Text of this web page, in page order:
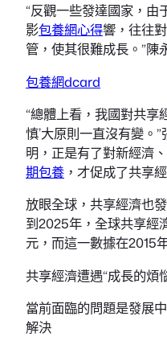
“反觀一些發達國家，由
影包養網心得響，往往
管，使其很難成長。”陳
包養網dcard
“總體上看，我國對共享
慎’大原則一直沒有變。
明，正是有了對新經濟
期包養 ，才促成了共享
放眼全球，共享經濟也
到2025年，全球共享經
元，而這一數據在2015
共享經濟遭遇“成長的煩
當前面臨的問題是發展
解決